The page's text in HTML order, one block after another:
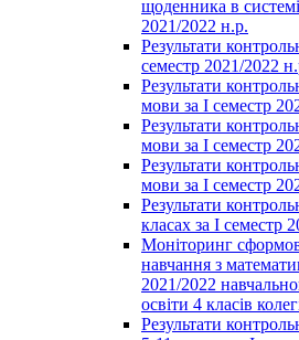
щоденника в
2021/2022 н.р.
Результати
семестр 2021/2022
Результати
мови за І семестр
Результати
мови за І семестр
Результати
мови за І семестр
Результати
класах за І семестр
Моніторинг
навчання з
2021/2022
освіти 4 класів
Результати